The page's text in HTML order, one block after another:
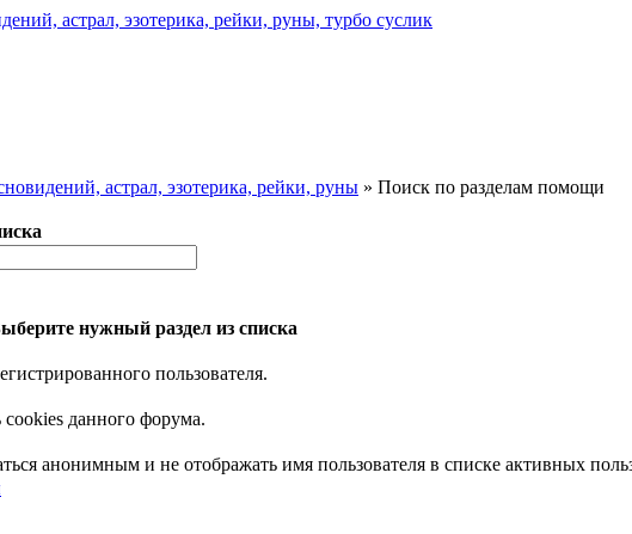
астрал, эзотерика, рейки, руны » Поиск по разделам помощи
нужный раздел из списка
пользователя.
данного форума.
анонимным и не отображать имя пользователя в списке активных